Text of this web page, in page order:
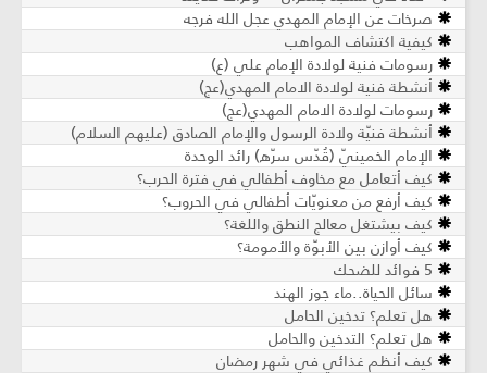
صرخات عن الإمام المهدي عجل الله فرجه
كيفية اكتشاف المواهب
رسومات فنية لولادة الإمام علي (ع)
أنشطة فنية لولادة الامام المهدي(عج)
رسومات لولادة الامام المهدي(عج)
أنشطة فنيّة ولادة الرسول والإمام الصادق (عليهم السلام)
الإمام الخمينيّ (قُدّس سرّه) رائد الوحدة
كيف أتعامل مع مخاوف أطفالي في فترة الحرب؟
كيف أرفع من معنويّات أطفالي في الحروب؟
كيف بيشتغل معالج النطق واللغة؟
كيف أوازن بين الأبوّة والأمومة؟
5 فوائد للضحك
سائل الحياة..ماء جوز الهند
هل تعلم؟ تدخين الحامل
هل تعلم؟ التدخين والحامل
كيف أنظم غذائي في شهر رمضان